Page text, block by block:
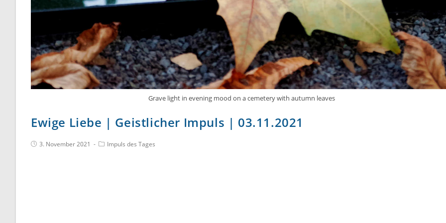
Grave light in evening mood on a cemetery with autumn leaves
Ewige Liebe | Geistlicher Impuls | 03.11.2021
3. November 2021 Impuls des Tages